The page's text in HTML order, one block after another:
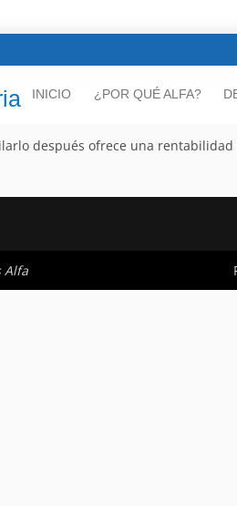
INICIO ¿POR QUÉ ALFA?
después ofrece una
Alfa